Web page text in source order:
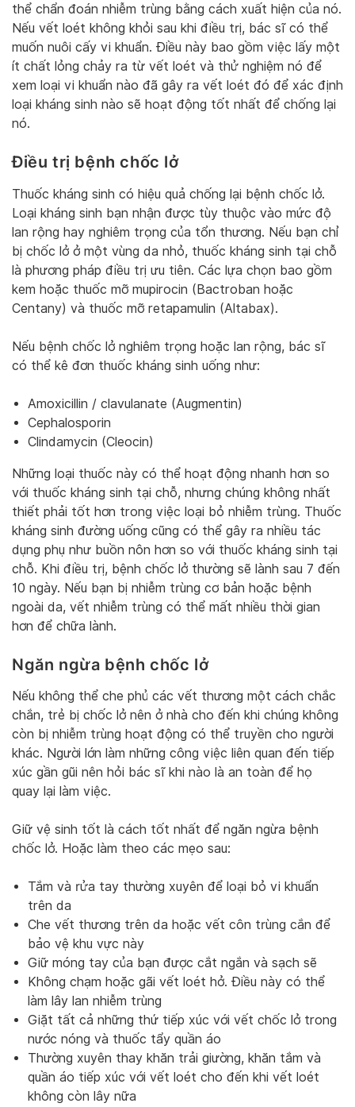
thể chẩn đoán nhiễm trùng bằng cách xuất hiện của nó.
Nếu vết loét không khỏi sau khi điều trị, bác sĩ có thể
muốn nuôi cấy vi khuẩn. Điều này bao gồm việc lấy một
ít chất lỏng chảy ra từ vết loét và thử nghiệm nó để
xem loại vi khuẩn nào đã gây ra vết loét đó để xác định
loại kháng sinh nào sẽ hoạt động tốt nhất để chống lại
nó.
Điều trị bệnh chốc lở
Thuốc kháng sinh có hiệu quả chống lại bệnh chốc lở.
Loại kháng sinh bạn nhận được tùy thuộc vào mức độ
lan rộng hay nghiêm trọng của tổn thương. Nếu bạn chỉ
bị chốc lở ở một vùng da nhỏ, thuốc kháng sinh tại chỗ
là phương pháp điều trị ưu tiên. Các lựa chọn bao gồm
kem hoặc thuốc mỡ mupirocin (Bactroban hoặc
Centany) và thuốc mỡ retapamulin (Altabax).
Nếu bệnh chốc lở nghiêm trọng hoặc lan rộng, bác sĩ
có thể kê đơn thuốc kháng sinh uống như:
Amoxicillin / clavulanate (Augmentin)
Cephalosporin
Clindamycin (Cleocin)
Những loại thuốc này có thể hoạt động nhanh hơn so
với thuốc kháng sinh tại chỗ, nhưng chúng không nhất
thiết phải tốt hơn trong việc loại bỏ nhiễm trùng. Thuốc
kháng sinh đường uống cũng có thể gây ra nhiều tác
dụng phụ như buồn nôn hơn so với thuốc kháng sinh tại
chỗ. Khi điều trị, bệnh chốc lở thường sẽ lành sau 7 đến
10 ngày. Nếu bạn bị nhiễm trùng cơ bản hoặc bệnh
ngoài da, vết nhiễm trùng có thể mất nhiều thời gian
hơn để chữa lành.
Ngăn ngừa bệnh chốc lở
Nếu không thể che phủ các vết thương một cách chắc
chắn, trẻ bị chốc lở nên ở nhà cho đến khi chúng không
còn bị nhiễm trùng hoạt động có thể truyền cho người
khác. Người lớn làm những công việc liên quan đến tiếp
xúc gần gũi nên hỏi bác sĩ khi nào là an toàn để họ
quay lại làm việc.
Giữ vệ sinh tốt là cách tốt nhất để ngăn ngừa bệnh
chốc lở. Hoặc làm theo các mẹo sau:
Tắm và rửa tay thường xuyên để loại bỏ vi khuẩn
trên da
Che vết thương trên da hoặc vết côn trùng cắn để
bảo vệ khu vực này
Giữ móng tay của bạn được cắt ngắn và sạch sẽ
Không chạm hoặc gãi vết loét hở. Điều này có thể
làm lây lan nhiễm trùng
Giặt tất cả những thứ tiếp xúc với vết chốc lở trong
nước nóng và thuốc tẩy quần áo
Thường xuyên thay khăn trải giường, khăn tắm và
quần áo tiếp xúc với vết loét cho đến khi vết loét
không còn lây nữa